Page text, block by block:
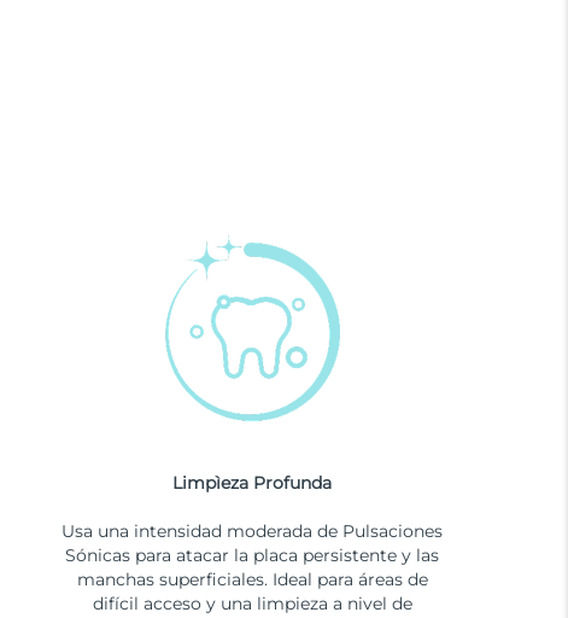
Limpìeza Profunda
Usa una intensidad moderada de Pulsaciones
Sónicas para atacar la placa persistente y las
manchas superficiales. Ideal para áreas de
difícil acceso y una limpieza a nivel de